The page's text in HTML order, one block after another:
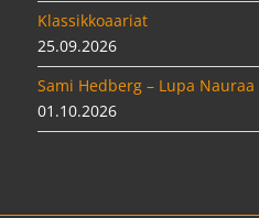
Klassikkoaariat
25.09.2026
Sami Hedberg – Lupa Nauraa
01.10.2026